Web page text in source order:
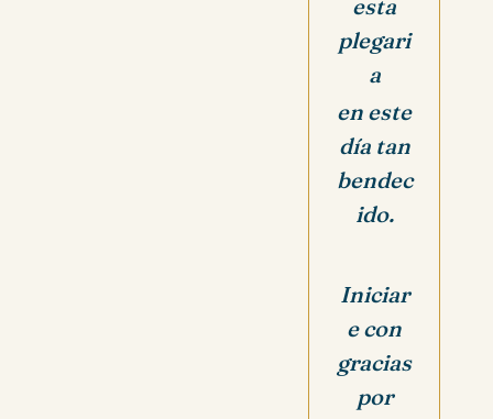
esta
plegari
a
en este
día tan
bendec
ido.
Iniciar
e con
gracias
por